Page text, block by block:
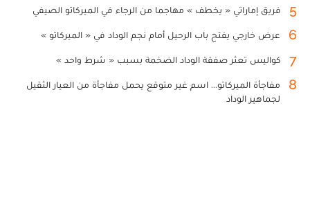
5 فريق إماراتي « يخطف » مهاجما من الرجاء في الميركاتو الصيفي
6 عرض خارجي يفتح باب الرحيل أمام نجم الوداد في « الميركاتو »
7 كواليس تعثر صفقة الوداد الضخمة بسبب « شرط واحد »
8
مفاجأة الميركاتو... اسم غير متوقع يحمل مفاجأة من العيار الثقيل
لجماهير الوداد